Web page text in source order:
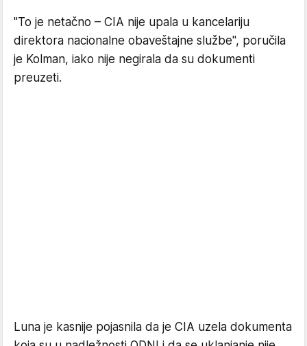
"To je netačno – CIA nije upala u kancelariju
direktora nacionalne obaveštajne službe", poručila
je Kolman, iako nije negirala da su dokumenti
preuzeti.
Luna je kasnije pojasnila da je CIA uzela dokumenta